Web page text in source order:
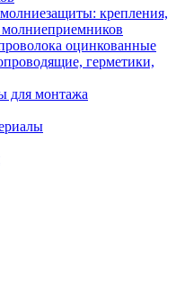
крепления,
молниеприемников
оцинкованные
герметики,
для монтажа